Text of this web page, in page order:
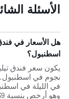
الأسئلة
اسطنبول؟
وهو أرخص بنسبة 39% وسطياً في اسطنبول.